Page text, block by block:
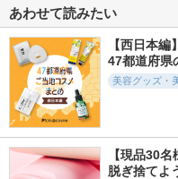
あわせて読みたい
【西日本
47都道府県
美容グッズ・
【現品30
脱ぎ捨てよ